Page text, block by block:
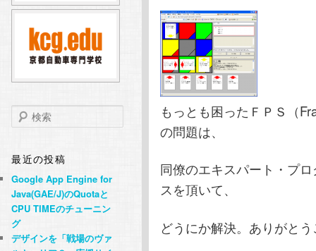
移
動
もっとも困ったＦＰＳ（
の問題は、
同僚のエキスパート・プ
スを頂いて、
どうにか解決。ありがと
検
索
最近の投稿
Google App Engine for
Java(GAE/J)のQuotaと
CPU TIMEのチューニン
グ
デザインを「戦場のヴァ